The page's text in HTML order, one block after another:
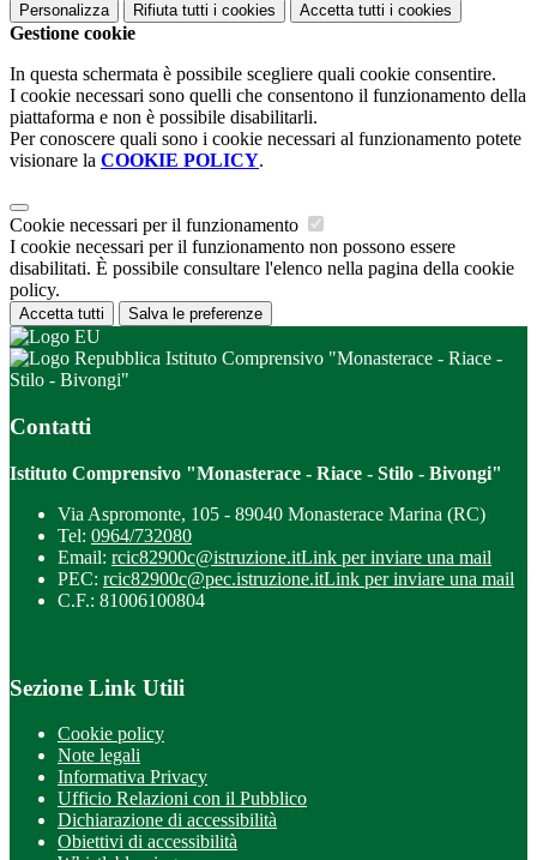
Personalizza Rifiuta tutti i cookies Accetta tutti i cookies
Gestione cookie
In questa schermata è possibile scegliere quali cookie consentire.
I cookie necessari sono quelli che consentono il funzionamento della
piattaforma e non è possibile disabilitarli.
Per conoscere quali sono i cookie necessari al funzionamento potete
visionare la COOKIE POLICY.
Cookie necessari per il funzionamento
I cookie necessari per il funzionamento non possono essere
disabilitati. È possibile consultare l'elenco nella pagina della cookie
policy.
Accetta tutti Salva le preferenze
Istituto Comprensivo "Monasterace - Riace -
Stilo - Bivongi"
Contatti
Istituto Comprensivo "Monasterace - Riace - Stilo - Bivongi"
Via Aspromonte, 105 - 89040 Monasterace Marina (RC)
Tel: 0964/732080
Email: rcic82900c@istruzione.itLink per inviare una mail
PEC: rcic82900c@pec.istruzione.itLink per inviare una mail
C.F.: 81006100804
Sezione Link Utili
Cookie policy
Note legali
Informativa Privacy
Ufficio Relazioni con il Pubblico
Dichiarazione di accessibilità
Obiettivi di accessibilità